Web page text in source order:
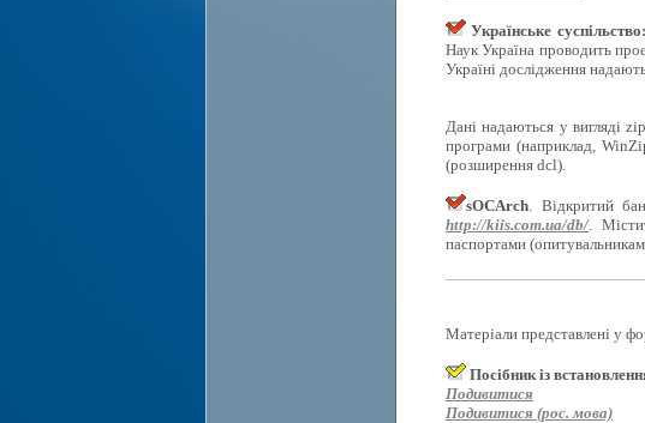
Українське
Наук Україна проводить
Україні дослідження
Дані надаються у вигляді
програми (наприклад,
(розширення dcl).
sOCArch. Відкритий
http://kiis.com.ua/db/.
паспортами
Матеріали представлені у
Посібник із
Подивитися
Подивитися (рос. мова)